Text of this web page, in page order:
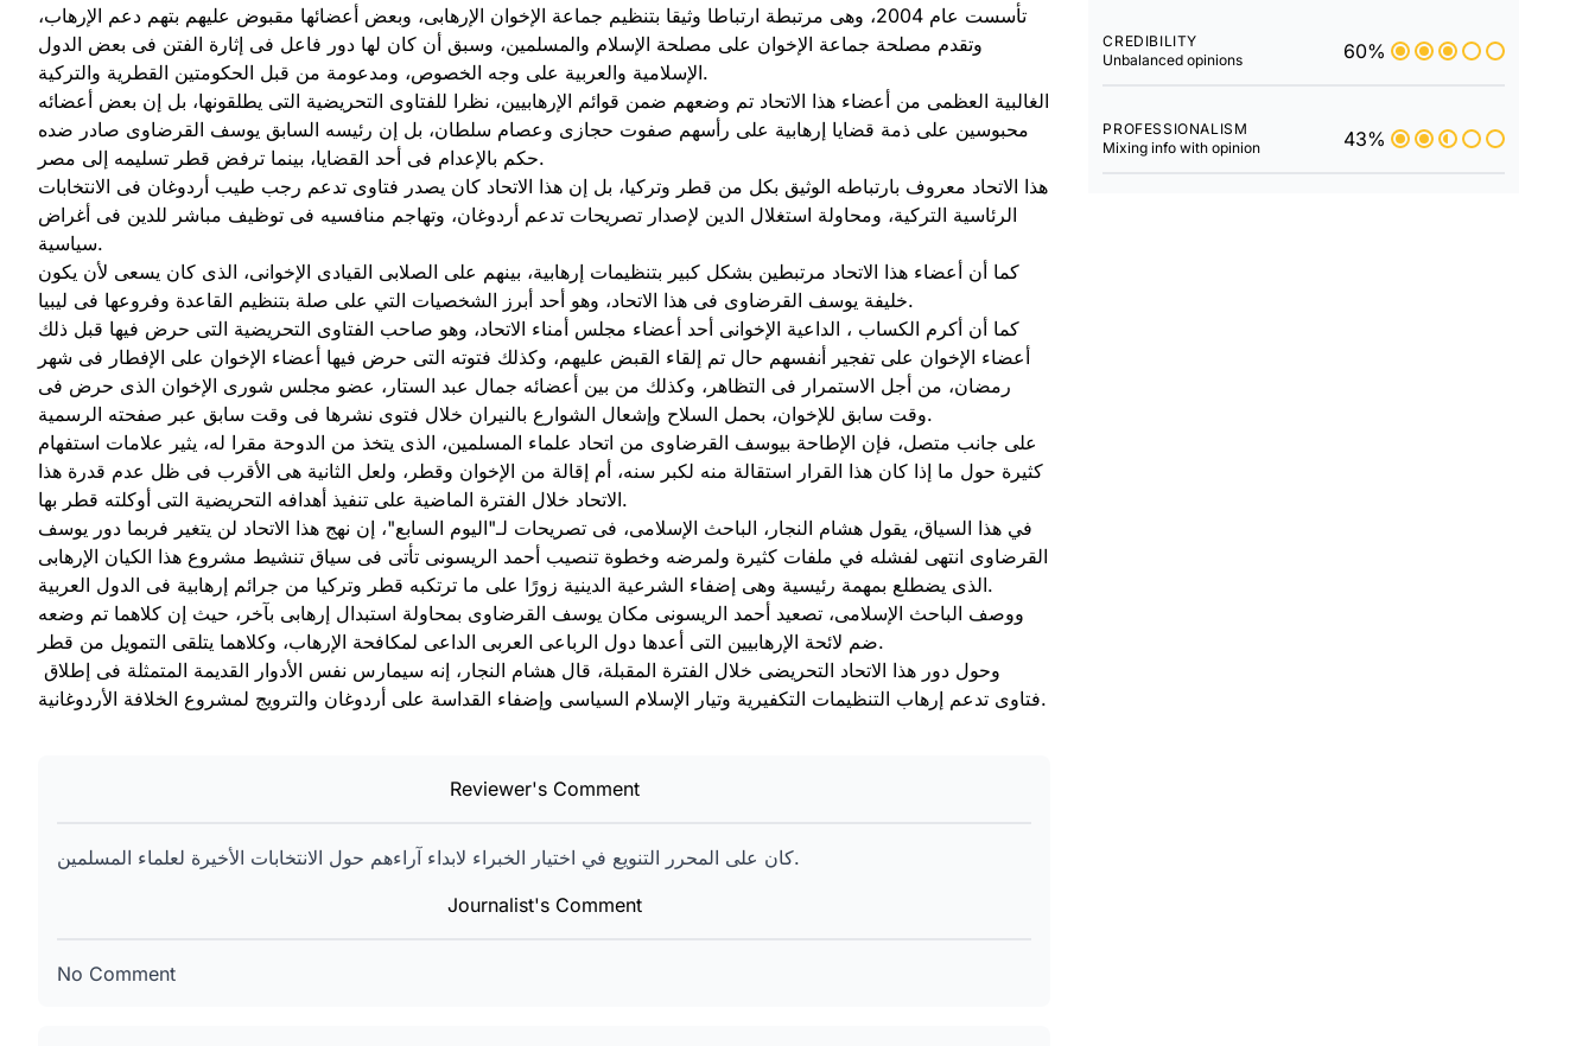
تأسست عام 2004، وهى مرتبطة ارتباطا وثيقا بتنظيم جماعة الإخوان الإرهابى، وبعض أعضائها مقبوض عليهم بتهم دعم الإرهاب،
وتقدم مصلحة جماعة الإخوان على مصلحة الإسلام والمسلمين، وسبق أن كان لها دور فاعل فى إثارة الفتن فى بعض الدول
الإسلامية والعربية على وجه الخصوص، ومدعومة من قبل الحكومتين القطرية والتركية.
الغالبية العظمى من أعضاء هذا الاتحاد تم وضعهم ضمن قوائم الإرهابيين، نظرا للفتاوى التحريضية التى يطلقونها، بل إن بعض أعضائه
محبوسين على ذمة قضايا إرهابية على رأسهم صفوت حجازى وعصام سلطان، بل إن رئيسه السابق يوسف القرضاوى صادر ضده
حكم بالإعدام فى أحد القضايا، بينما ترفض قطر تسليمه إلى مصر.
هذا الاتحاد معروف بارتباطه الوثيق بكل من قطر وتركيا، بل إن هذا الاتحاد كان يصدر فتاوى تدعم رجب طيب أردوغان فى الانتخابات
الرئاسية التركية، ومحاولة استغلال الدين لإصدار تصريحات تدعم أردوغان، وتهاجم منافسيه فى توظيف مباشر للدين فى أغراض
سياسية.
كما أن أعضاء هذا الاتحاد مرتبطين بشكل كبير بتنظيمات إرهابية، بينهم على الصلابى القيادى الإخوانى، الذى كان يسعى لأن يكون
خليفة يوسف القرضاوى فى هذا الاتحاد، وهو أحد أبرز الشخصيات التي على صلة بتنظيم القاعدة وفروعها فى ليبيا.
كما أن أكرم الكساب ، الداعية الإخوانى أحد أعضاء مجلس أمناء الاتحاد، وهو صاحب الفتاوى التحريضية التى حرض فيها قبل ذلك
أعضاء الإخوان على تفجير أنفسهم حال تم إلقاء القبض عليهم، وكذلك فتوته التى حرض فيها أعضاء الإخوان على الإفطار فى شهر
رمضان، من أجل الاستمرار فى التظاهر، وكذلك من بين أعضائه جمال عبد الستار، عضو مجلس شورى الإخوان الذى حرض فى
وقت سابق للإخوان، بحمل السلاح وإشعال الشوارع بالنيران خلال فتوى نشرها فى وقت سابق عبر صفحته الرسمية.
على جانب متصل، فإن الإطاحة بيوسف القرضاوى من اتحاد علماء المسلمين، الذى يتخذ من الدوحة مقرا له، يثير علامات استفهام
كثيرة حول ما إذا كان هذا القرار استقالة منه لكبر سنه، أم إقالة من الإخوان وقطر، ولعل الثانية هى الأقرب فى ظل عدم قدرة هذا
الاتحاد خلال الفترة الماضية على تنفيذ أهدافه التحريضية التى أوكلته قطر بها.
في هذا السياق، يقول هشام النجار، الباحث الإسلامى، فى تصريحات لـ"اليوم السابع"، إن نهج هذا الاتحاد لن يتغير فربما دور يوسف
القرضاوى انتهى لفشله في ملفات كثيرة ولمرضه وخطوة تنصيب أحمد الريسونى تأتى فى سياق تنشيط مشروع هذا الكيان الإرهابى
الذى يضطلع بمهمة رئيسية وهى إضفاء الشرعية الدينية زورًا على ما ترتكبه قطر وتركيا من جرائم إرهابية فى الدول العربية.
ووصف الباحث الإسلامى، تصعيد أحمد الريسونى مكان يوسف القرضاوى بمحاولة استبدال إرهابى بآخر، حيث إن كلاهما تم وضعه
ضم لائحة الإرهابيين التى أعدها دول الرباعى العربى الداعى لمكافحة الإرهاب، وكلاهما يتلقى التمويل من قطر.
فتاوى تدعم إرهاب التنظيمات التكفيرية وتيار الإسلام السياسى وإضفاء القداسة على أردوغان والترويج لمشروع الخلافة الأردوغانية.
Reviewer's Comment
كان على المحرر التنويع في اختيار الخبراء لابداء آراءهم حول الانتخابات الأخيرة لعلماء المسلمين.
Journalist's Comment
No Comment
CREDIBILITY
Unbalanced opinions
60%
PROFESSIONALISM
Mixing info with opinion
43%